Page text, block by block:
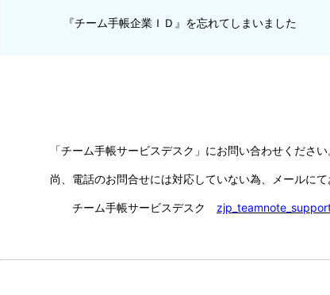
『チーム手帳企業ＩＤ』を忘れてしまいました
「チーム手帳サービスデスク」にお問い合わせください
尚、電話のお問合せには対応していない為、メールにて
チーム手帳サービスデスク